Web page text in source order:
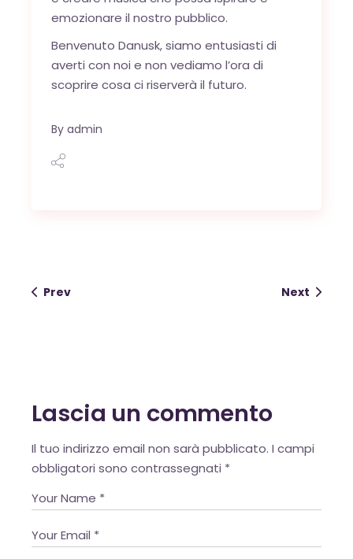
European Commission |
Cookies Policy
emozionare il nostro pubblico.
Benvenuto Danusk, siamo entusiasti di
averti con noi e non vediamo l’ora di
scoprire cosa ci riserverà il futuro.
By admin
Prev Next
Lascia un commento
Il tuo indirizzo email non sarà pubblicato. I campi
obbligatori sono contrassegnati *